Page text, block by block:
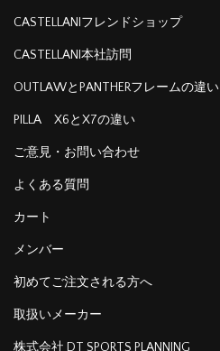
CASTELLANIフレンドショップ
CASTELLANI本社訪問
OUTLAWとPANTHERフレームの違い
PILLA X6とX7の違い
ご意見・お問い合わせ
よくある質問
カート
メンバー
初めてご注文される方へ
取扱いメーカー
株式会社 DT SPORTS PLANNING